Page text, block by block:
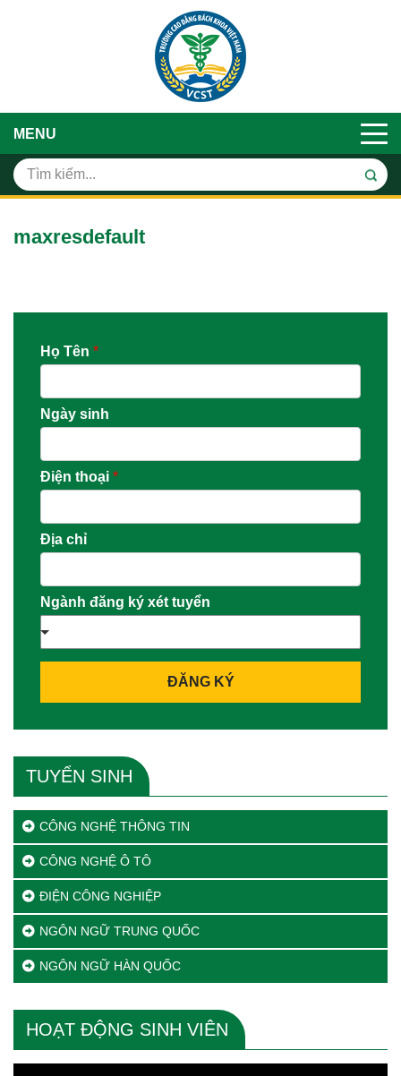
MENU
maxresdefault
Họ Tên *
Ngày sinh
Điện thoại *
Địa chỉ
Ngành đăng ký xét tuyển
ĐĂNG KÝ
TUYỂN SINH
CÔNG NGHỆ THÔNG TIN
CÔNG NGHỆ Ô TÔ
ĐIỆN CÔNG NGHIỆP
NGÔN NGỮ TRUNG QUỐC
NGÔN NGỮ HÀN QUỐC
HOẠT ĐỘNG SINH VIÊN